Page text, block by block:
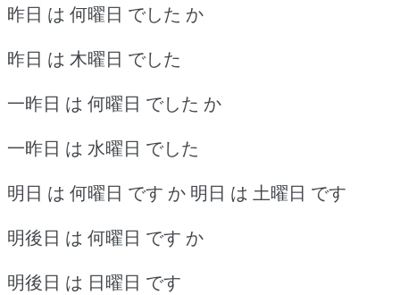
昨日 は 何曜日 でした か
昨日 は 木曜日 でした
一昨日 は 何曜日 でした か
一昨日 は 水曜日 でした
明日 は 何曜日 です か 明日 は 土曜日 です
明後日 は 何曜日 です か
明後日 は 日曜日 です